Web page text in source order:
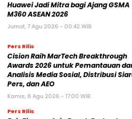
Huawei Jadi Mitra bagi Ajang GSMA
M360 ASEAN 2026
Jumat, 7 Agu 2026 - 00:42 WIB
Pers Rilis
Cision Raih MarTech Breakthrough
Awards 2026 untuk Pemantauan
Analisis Media Sosial, Distribusi
Pers, dan AEO
Kamis, 6 Agu 2026 - 17:00 WIB
Pers Rilis